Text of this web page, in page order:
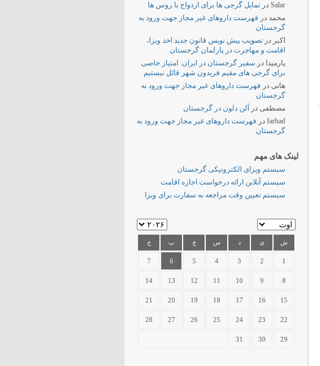
Salar در تمایل گرجی ها برای ازدواج با روس ها
محمد در فهرست داروهای غیر مجاز جهت ورود به
گرجستان
اکبر در تصویب پیش نویس قانون جدید اخذ ویزا،
اقامت و مهاجرت در پارلمان گرجستان
پارمیدا در سفیر گرجستان در ایران: امتیاز خاصی
برای گرجی های مقیم فریدون شهر قائل نیستیم
هانی در فهرست داروهای غیر مجاز جهت ورود به
گرجستان
مصطفی در
آلن دلون در گرجستان
farhad در فهرست داروهای غیر مجاز جهت ورود به
گرجستان
لینک های مهم
سیستم ویزای الکترونیکی گرجستان
سیستم آنلاین ارائه درخواست اجازه اقامت
سیستم تعیین وقت مراجعه به سفارت برای ویزا
ش ی د س چ پ ج
1
2
3
4
5
6
7
8
9
10
11
12
13
14
15
16
17
18
19
20
21
22
23
24
25
26
27
28
29
30
31